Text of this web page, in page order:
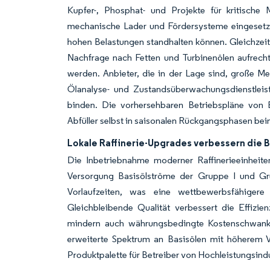
Kupfer-, Phosphat- und Projekte für kritische
mechanische Lader und Fördersysteme
hohen Belastungen standhalten können.
Nachfrage nach Fetten und Turbinenölen
werden. Anbieter, die in der Lage sind, große
Ölanalyse- und
binden. Die vorhersehbaren Betriebspläne von
Abfüller selbst in saisonalen Rückgangsphasen
Lokale Raffinerie-Upgrades verbessern die
Die Inbetriebnahme moderner
Versorgung Basisölströme der Gruppe I und
Vorlaufzeiten, was eine
Gleichbleibende Qualität verbessert die
mindern auch währungsbedingte
erweiterte Spektrum an Basisölen mit
Produktpalette für Betreiber von